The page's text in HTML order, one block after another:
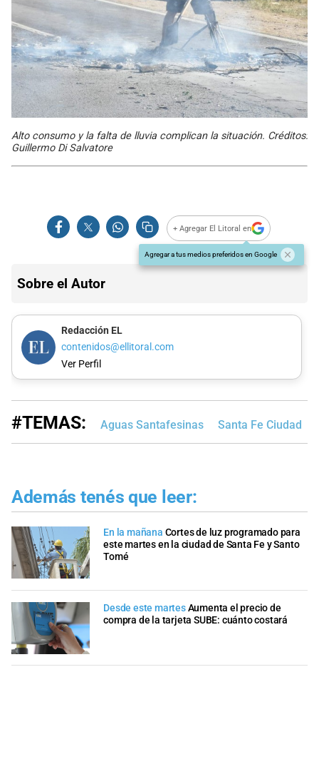
Alto consumo y la falta de lluvia complican la situación. Créditos:
Guillermo Di Salvatore
+ Agregar El Litoral en
Agregar a tus medios preferidos en Google
Sobre el Autor
Redacción EL
contenidos@ellitoral.com
Ver Perfil
#TEMAS: Aguas Santafesinas Santa Fe Ciudad
Además tenés que leer:
En la mañana Cortes de luz programado para
este martes en la ciudad de Santa Fe y Santo
Tomé
Desde este martesAumenta el precio de
compra de la tarjeta SUBE: cuánto costará